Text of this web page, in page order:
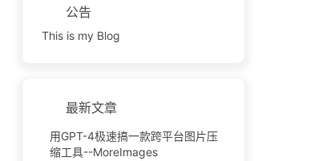
公告
This is my Blog
最新文章
用GPT-4极速搞一款跨平台图片压
缩工具--MoreImages